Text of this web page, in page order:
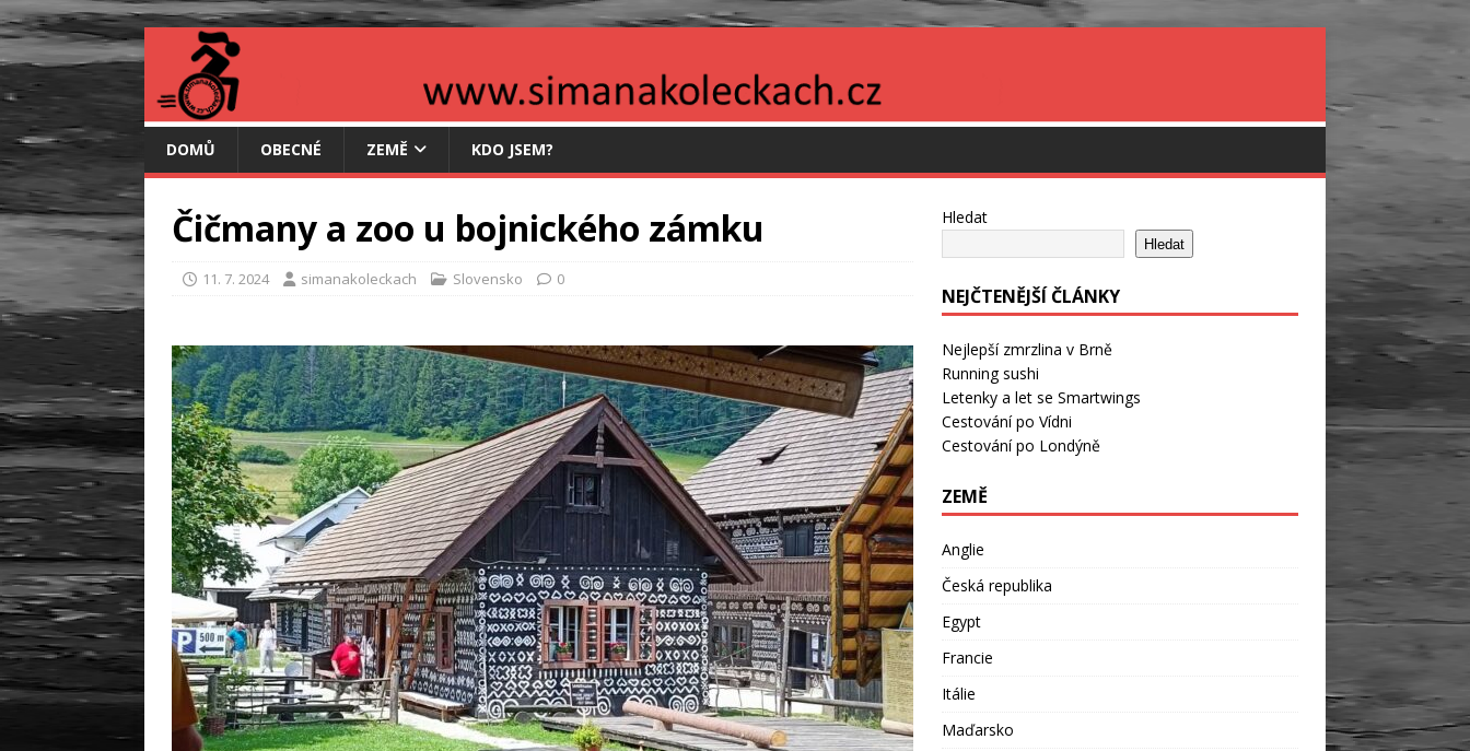
DOMŮ OBECNÉ ZEMĚ KDO JSEM?
Čičmany a zoo u bojnického zámku
11. 7. 2024 simanakoleckach Slovensko 0
Hledat
Hledat
NEJČTENĚJŠÍ ČLÁNKY
Nejlepší zmrzlina v Brně
Running sushi
Letenky a let se Smartwings
Cestování po Vídni
Cestování po Londýně
ZEMĚ
Anglie
Česká republika
Egypt
Francie
Itálie
Maďarsko